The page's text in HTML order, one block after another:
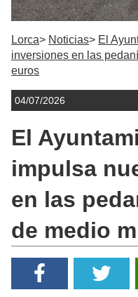
Lorca Noticias
El
inversiones en las
euros
04/07/2026
El
impulsa
en las
de medio